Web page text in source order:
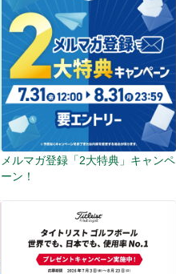
メルマガ登録「2大特典」キャンペ
ーン！